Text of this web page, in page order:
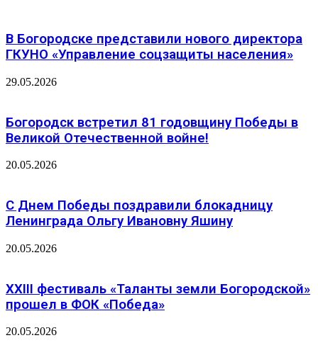
В Богородске представили нового директора
ГКУНО «Управление соцзащиты населения»
29.05.2026
Богородск встретил 81 годовщину Победы в
Великой Отечественной войне!
20.05.2026
С Днем Победы поздравили блокадницу
Ленинграда Ольгу Ивановну Яшину
20.05.2026
XXIII фестиваль «Таланты земли Богородской»
прошел в ФОК «Победа»
20.05.2026